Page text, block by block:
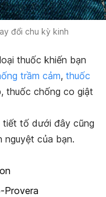
đổi chu kỳ kinh
thuốc khiến bạn
trầm cảm, thuốc
thuốc chống co giật
tiết tố dưới đây cũng
nguyệt của bạn.
Provera